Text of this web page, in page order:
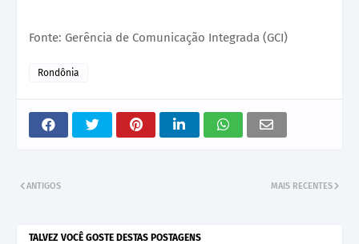
Fonte: Gerência de Comunicação Integrada (GCI)
Rondônia
MAIS RECENTES
ANTIGOS
TALVEZ VOCÊ GOSTE DESTAS POSTAGENS